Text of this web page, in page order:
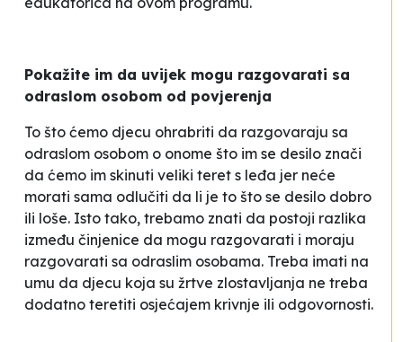
Pokažite im da uvijek mogu razgovarati sa
odraslom osobom od povjerenja
To što ćemo djecu ohrabriti da razgovaraju sa
odraslom osobom o onome što im se desilo znači
da ćemo im skinuti veliki teret s leđa jer neće
morati sama odlučiti da li je to što se desilo dobro
ili loše. Isto tako, trebamo znati da postoji razlika
između činjenice da mogu razgovarati i moraju
razgovarati sa odraslim osobama. Treba imati na
umu da djecu koja su žrtve zlostavljanja ne treba
dodatno teretiti osjećajem krivnje ili odgovornosti.